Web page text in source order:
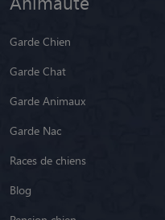
Garde Chien
Garde Chat
Garde Animaux
Garde Nac
Races de chiens
Blog